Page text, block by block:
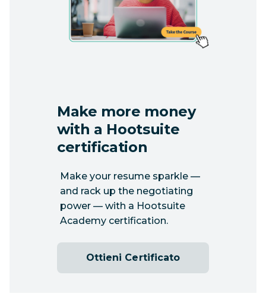
Make more money
with a Hootsuite
certification
Make your resume sparkle —
and rack up the negotiating
power — with a Hootsuite
Academy certification.
Ottieni Certificato